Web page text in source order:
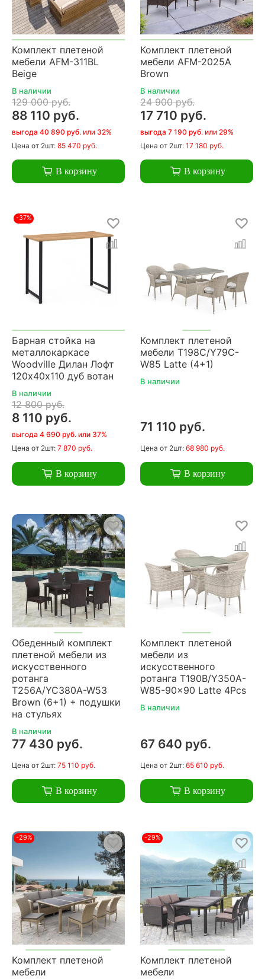
Комплект плетеной
мебели AFM-311BL
Beige
В наличии
129 000 руб.
88 110 руб.
выгода 40 890 руб. или 32%
Цена от 2шт: 85 470 руб.
В корзину
Комплект плетеной
мебели AFM-2025A
Brown
В наличии
24 900 руб.
17 710 руб.
выгода 7 190 руб. или 29%
Цена от 2шт: 17 180 руб.
В корзину
-37%
Барная стойка на
металлокаркасе
Woodville Дилан Лофт
120х40х110 дуб вотан
В наличии
12 800 руб.
8 110 руб.
выгода 4 690 руб. или 37%
Цена от 2шт: 7 870 руб.
В корзину
Комплект плетеной
мебели T198C/Y79C-
W85 Latte (4+1)
В наличии
71 110 руб.
Цена от 2шт: 68 980 руб.
В корзину
Обеденный комплект
плетеной мебели из
искусственного
ротанга
T256A/YC380A-W53
Brown (6+1) + подушки
на стульях
В наличии
77 430 руб.
Цена от 2шт: 75 110 руб.
В корзину
Комплект плетеной
мебели из
искусственного
ротанга T190B/Y350A-
W85-90x90 Latte 4Pcs
В наличии
67 640 руб.
Цена от 2шт: 65 610 руб.
В корзину
-29%
Комплект плетеной
мебели
-29%
Комплект плетеной
мебели